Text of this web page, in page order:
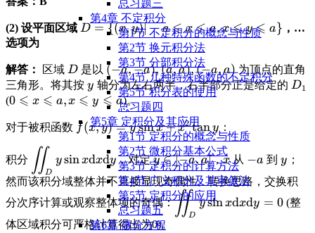
总习题三
第4章 不定积分
第1节 不定积分的概念与性质
第2节 换元积分法
第3节 分部积分法
第4节 几种特殊函数的不定积分
第5节 积分表的使用
总习题四
第5章 定积分及其应用
第1节 定积分的概念与性质
第2节 微积分基本公式
第3节 定积分的计算方法
第4节 广义积分及其审敛法
第5节 定积分的应用
总习题五
第6章 微分方程
\sqrt{x}
T_1 < T_2
(2) 设平面区域 \displaystyle
D = \{(x,y)|
-a \leqslant
x \leqslant
a, x
\leqslant y
\leqslant a\}
D = {(x,y)∣− a ⩽ x ⩽ a,x ⩽ y ⩽ a} ，…
选项为
解答： 区域 \displaystyle
D
D 是以 \displaystyle
(-a,-a), (a,a),
(-a,a)
(−a,−a),(a,a),(−a, a)为顶点的直角
三角形。将其按 \displaystyle
y
y 轴分为左右两半，右半部分正是给定的 D1
(\displaystyle
\leqslant a,
x \leqslant y
\leqslant a
0 ⩽ x ⩽ a, x ⩽ y ⩽ a)。
对于被积函数 \displaystyle
f(x,y) =
y\sin x +
x^2\tan y
f(x,y) = y sinx + x2 tany ：
积分
\displaystyle
\iint_D y\sin x
\text{d}x\text{d}y
∬D
y sinxdxdy，对定\displaystyle
y \in [-a, a]
y ∈ [−a,a]，\displaystyle
x
x从 −a 到
y
y ；
然而该积分域整体并不直接显现奇偶性。转换思路，交换积
分次序计算或观察整体项的奇偶：\displaystyle
\iint_D y\sin x
∬D
y sinxdxdy = 0(整
体区域积分可严格计算得出为0)。